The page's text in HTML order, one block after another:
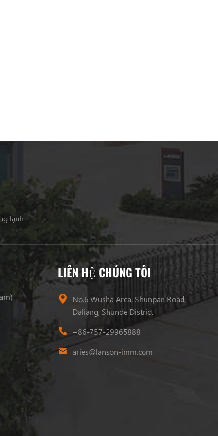
lạnh
LIÊN HỆ CHÚNG TÔI
No.6 Wusha Area, Shunpan Road,
Daliang, Shunde District
+86-757-29965888
aries@lanson-imm.com